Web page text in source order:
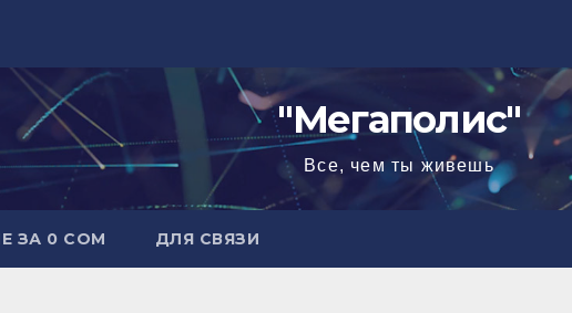
"Мегаполис"
Все, чем ты живешь
ЗА 0 СОМ ДЛЯ СВЯЗИ